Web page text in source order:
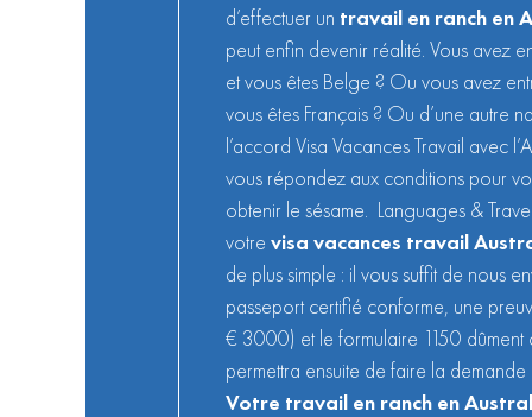
d’effectuer un travail en ranch en
peut enfin devenir réalité. Vous avez
et vous êtes Belge ? Ou vous avez
vous êtes Français ? Ou d’une autre
l’accord Visa Vacances Travail avec
vous répondez aux conditions pour
obtenir le sésame. Languages &
votre visa vacances travail
de plus simple : il vous suffit de nous
passeport certifié conforme, une
€ 3000) et le formulaire 1150 dûment
permettra ensuite de faire la
Votre travail en ranch en